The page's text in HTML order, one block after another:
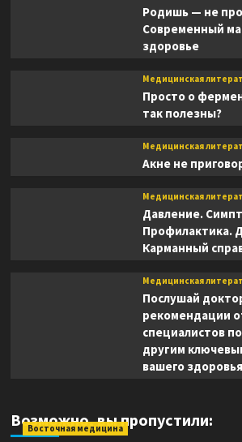
Родишь — не
Современный
здоровье
Медицинская
Просто о
так полезны?
Медицинская
Акне не
Медицинская
Давление.
Профилактика.
Карманный
Медицинская
Послушай
рекомендации
специалистов
другим
вашего здоровья
Возможно, вы пропустили:
Восточная медицина